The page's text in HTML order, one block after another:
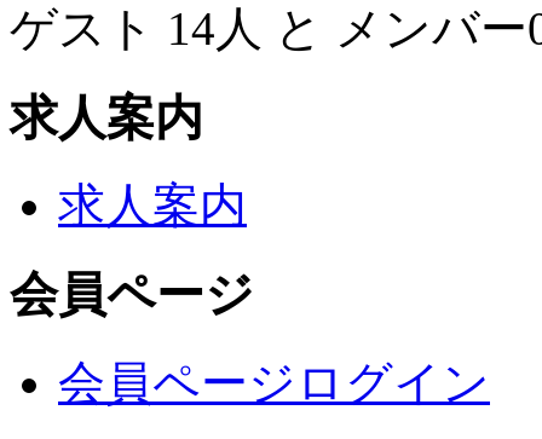
ゲスト 14人 と メンバ
求人案内
求人案内
会員ページ
会員ページログイン